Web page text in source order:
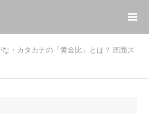
な・カタカナの「黄金比」とは？ 画面ス